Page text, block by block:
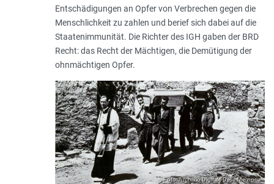
Entschädigungen an Opfer von Verbrechen gegen die
Menschlichkeit zu zahlen und berief sich dabei auf die
Staatenimmunität. Die Richter des IGH gaben der BRD
Recht: das Recht der Mächtigen, die Demütigung der
ohnmächtigen Opfer.
Foto: Archivio Digitale Della Memoria